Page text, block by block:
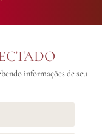
informações de seu